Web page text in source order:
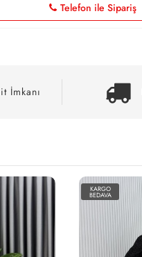
Telefon ile Sipariş
İmkanı
KARGO
BEDAVA